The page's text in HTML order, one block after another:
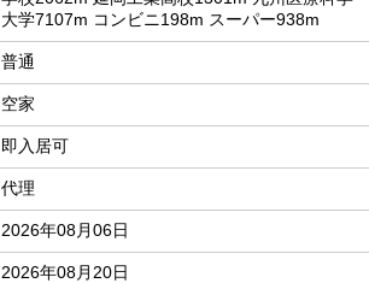
大学7107m コンビニ198m スーパー938m
普通
空家
即入居可
代理
2026年08月06日
2026年08月20日